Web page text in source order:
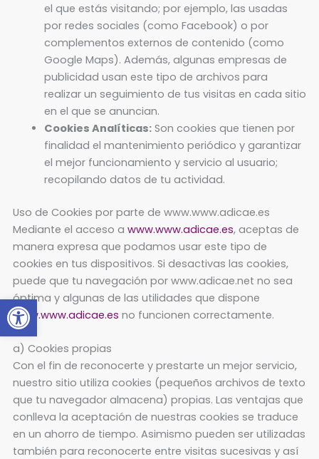
Abrir barra de herramientas
el que estás visitando; por ejemplo, las usadas
por redes sociales (como Facebook) o por
complementos externos de contenido (como
Google Maps). Además, algunas empresas de
publicidad usan este tipo de archivos para
realizar un seguimiento de tus visitas en cada sitio
en el que se anuncian.
Cookies Analíticas:Son cookies que tienen por
finalidad el mantenimiento periódico y garantizar
el mejor funcionamiento y servicio al usuario;
recopilando datos de tu actividad.
Uso de Cookies por parte de www.www.adicae.es
Mediante el acceso a www.www.adicae.es, aceptas de
manera expresa que podamos usar este tipo de
cookies en tus dispositivos. Si desactivas las cookies,
puede que tu navegación por www.adicae.net no sea
óptima y algunas de las utilidades que dispone
www.www.adicae.es no funcionen correctamente.
a) Cookies propias
Con el fin de reconocerte y prestarte un mejor servicio,
nuestro sitio utiliza cookies (pequeños archivos de texto
que tu navegador almacena) propias. Las ventajas que
conlleva la aceptación de nuestras cookies se traduce
en un ahorro de tiempo. Asimismo pueden ser utilizadas
también para reconocerte entre visitas sucesivas y así